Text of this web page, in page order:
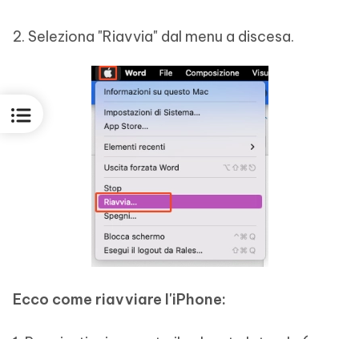
2. Seleziona "Riavvia" dal menu a discesa.
Ecco come riavviare l'iPhone: